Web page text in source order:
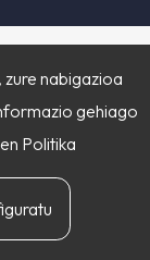
nabigazioa
gehiago
Politika